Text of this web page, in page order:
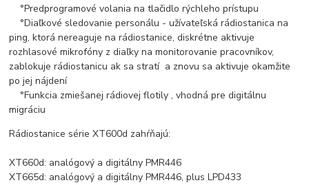
°Predprogramové volania na tlačidlo rýchleho prístupu
°Diaľkové sledovanie personálu - užívateľská rádiostanica na
ping, ktorá nereaguje na rádiostanice, diskrétne aktivuje
rozhlasové mikrofóny z diaľky na monitorovanie pracovníkov,
zablokuje rádiostanicu ak sa stratí a znovu sa aktivuje okamžite
po jej nájdení
°Funkcia zmiešanej rádiovej flotily , vhodná pre digitálnu
migráciu
Rádiostanice série XT600d zahŕňajú:
XT660d: analógový a digitálny PMR446
XT665d: analógový a digitálny PMR446, plus LPD433